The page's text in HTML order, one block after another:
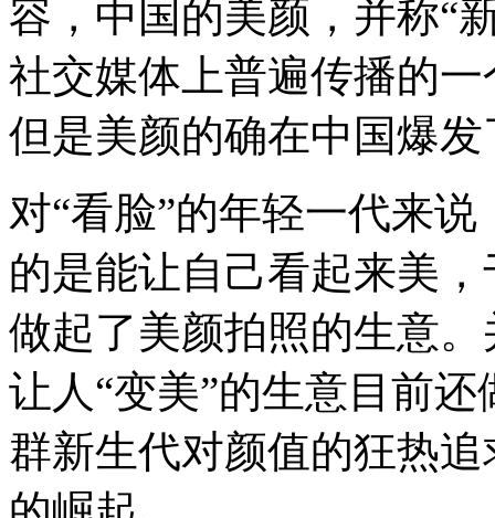
容，中国的美颜，并称“
社交媒体上普遍传播的
但是美颜的确在中国爆发
对“看脸”的年轻一代来
的是能让自己看起来美
做起了美颜拍照的生意
让人“变美”的生意目前
群新生代对颜值的狂热